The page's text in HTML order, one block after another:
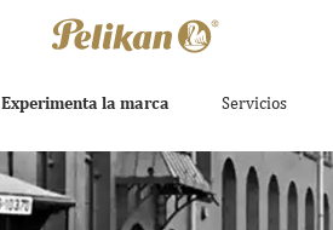
Experimenta la marca Servicios